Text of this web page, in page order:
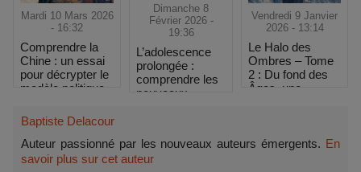
Mardi 10 Mars 2026
- 16:32
Comprendre la
Chine : un essai
pour décrypter le
modèle politique
chinois
Dimanche 8
Février 2026 -
19:36
L’adolescence
prolongée :
comprendre les
nouveaux
Vendredi 9 Janvier
2026 - 13:14
Le Halo des
Ombres – Tome
2 : Du fond des
Âges, une
Baptiste Delacour
Auteur passionné par les nouveaux auteurs émergents. En
savoir plus sur cet auteur